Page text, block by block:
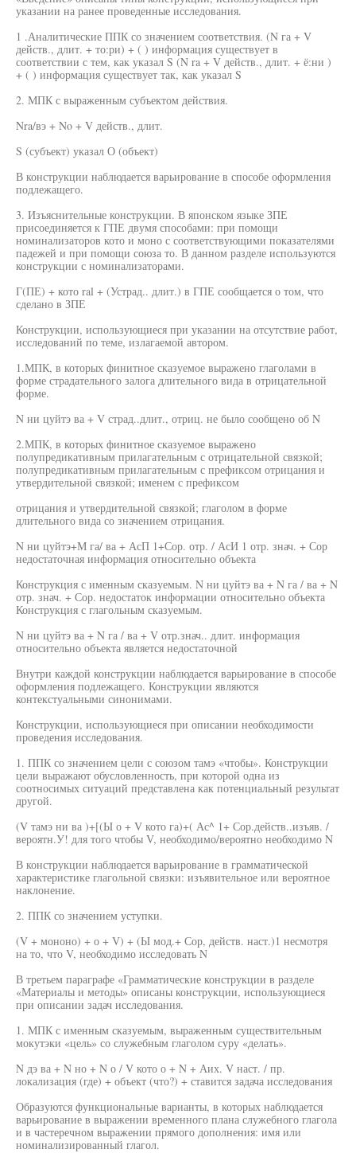
указании на ранее проведенные исследования.
1 .Аналитические ППК со значением соответствия. (N га + V
действ., длит. + то:ри) + ( ) информация существует в
соответствии с тем, как указал S (N ra + V действ., длит. + ё:ни )
+ ( ) информация существует так, как указал S
2. МПК с выраженным субъектом действия.
Nra/вэ + No + V действ., длит.
S (субъект) указал О (объект)
В конструкции наблюдается варьирование в способе оформления
подлежащего.
3. Изъяснительные конструкции. В японском языке ЗПЕ
присоединяется к ГПЕ двумя способами: при помощи
номинализаторов кото и моно с соответствующими показателями
падежей и при помощи союза то. В данном разделе используются
конструкции с номинализаторами.
Г(ПЕ) + кото ral + (Устрад.. длит.) в ГПЕ сообщается о том, что
сделано в ЗПЕ
Конструкции, использующиеся при указании на отсутствие работ,
исследований по теме, излагаемой автором.
1.МПК, в которых финитное сказуемое выражено глаголами в
форме страдательного залога длительного вида в отрицательной
форме.
N ни цуйтэ ва + V страд..длит., отриц. не было сообщено об N
2.МПК, в которых финитное сказуемое выражено
полупредикативным прилагательным с отрицательной связкой;
полупредикативным прилагательным с префиксом отрицания и
утвердительной связкой; именем с префиксом
отрицания и утвердительной связкой; глаголом в форме
длительного вида со значением отрицания.
N ни цуйтэ+М га/ ва + АсП 1+Сор. отр. / АсИ 1 отр. знач. + Сор
недостаточная информация относительно объекта
Конструкция с именным сказуемым. N ни цуйтэ ва + N га / ва + N
отр. знач. + Сор. недостаток информации относительно объекта
Конструкция с глагольным сказуемым.
N ни цуйтэ ва + N га / ва + V отр.знач.. длит. информация
относительно объекта является недостаточной
Внутри каждой конструкции наблюдается варьирование в способе
оформления подлежащего. Конструкции являются
контекстуальными синонимами.
Конструкции, использующиеся при описании необходимости
проведения исследования.
1. ППК со значением цели с союзом тамэ «чтобы». Конструкции
цели выражают обусловленность, при которой одна из
соотносимых ситуаций представлена как потенциальный результат
другой.
(V тамэ ни ва )+[(Ы о + V кото га)+( Ас^ 1+ Сор.действ..изъяв. /
вероятн.У! для того чтобы V, необходимо/вероятно необходимо N
В конструкции наблюдается варьирование в грамматической
характеристике глагольной связки: изъявительное или вероятное
наклонение.
2. ППК со значением уступки.
(V + мононо) + о + V) + (Ы мод.+ Сор, действ. наст.)1 несмотря
на то, что V, необходимо исследовать N
В третьем параграфе «Грамматические конструкции в разделе
«Материалы и методы» описаны конструкции, использующиеся
при описании задач исследования.
1. МПК с именным сказуемым, выраженным существительным
мокутэки «цель» со служебным глаголом суру «делать».
N дэ ва + N но + N о / V кото о + N + Аих. V наст. / пр.
локализация (где) + объект (что?) + ставится задача исследования
Образуются функциональные варианты, в которых наблюдается
варьирование в выражении временного плана служебного глагола
и в частеречном выражении прямого дополнения: имя или
номинализированный глагол.